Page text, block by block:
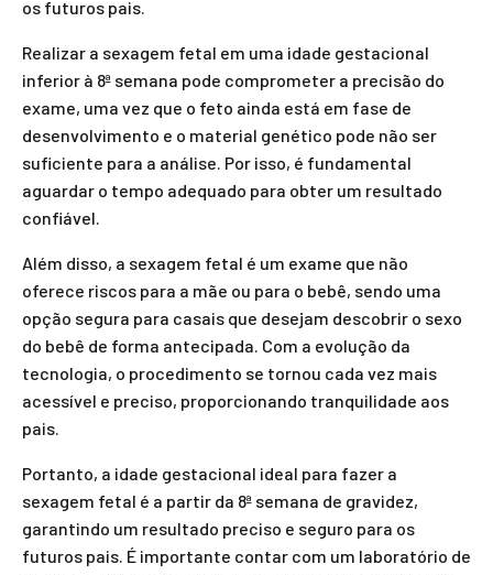
os futuros pais.
Realizar a sexagem fetal em uma idade gestacional
inferior à 8ª semana pode comprometer a precisão do
exame, uma vez que o feto ainda está em fase de
desenvolvimento e o material genético pode não ser
suficiente para a análise. Por isso, é fundamental
aguardar o tempo adequado para obter um resultado
confiável.
Além disso, a sexagem fetal é um exame que não
oferece riscos para a mãe ou para o bebê, sendo uma
opção segura para casais que desejam descobrir o sexo
do bebê de forma antecipada. Com a evolução da
tecnologia, o procedimento se tornou cada vez mais
acessível e preciso, proporcionando tranquilidade aos
pais.
Portanto, a idade gestacional ideal para fazer a
sexagem fetal é a partir da 8ª semana de gravidez,
garantindo um resultado preciso e seguro para os
futuros pais. É importante contar com um laboratório de